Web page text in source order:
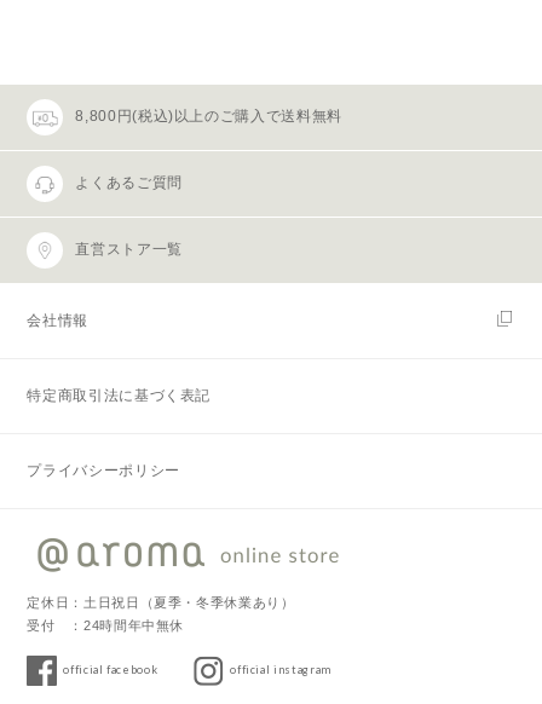
8,800円(税込)以上のご購入で送料無料
よくあるご質問
直営ストア一覧
会社情報
特定商取引法に基づく表記
プライバシーポリシー
定休日：土日祝日（夏季・冬季休業あり）
受付 ：24時間年中無休
official facebook official instagram